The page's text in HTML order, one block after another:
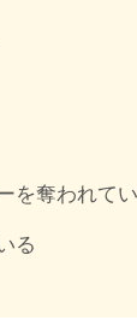
を奪われて
る